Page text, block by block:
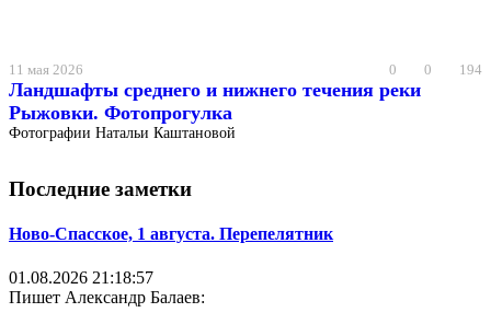
11 мая 2026 194
0
0
Ландшафты среднего и нижнего течения реки
Рыжовки. Фотопрогулка
Фотографии Натальи Каштановой
Последние заметки
Ново-Спасское, 1 августа. Перепелятник
01.08.2026 21:18:57
Пишет Александр Балаев: